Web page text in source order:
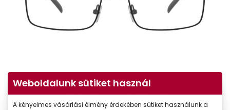
Weboldalunk sütiket használ
A kényelmes vásárlási élmény érdekében sütiket használunk a